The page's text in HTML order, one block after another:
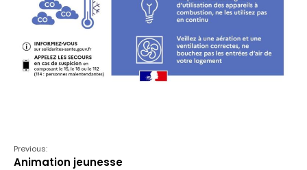
Previous:
Animation jeunesse